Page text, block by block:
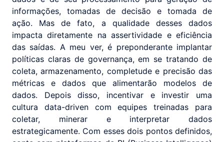
informações, tomadas de decisão e tomada de
ação. Mas de fato, a qualidade desses dados
impacta diretamente na assertividade e eficiência
das saídas. A meu ver, é preponderante implantar
políticas claras de governança, em se tratando de
coleta, armazenamento, completude e precisão das
métricas e dados que alimentarão modelos de
dados. Depois disso, incentivar e investir uma
cultura data-driven com equipes treinadas para
coletar, minerar e interpretar dados
estrategicamente. Com esses dois pontos definidos,